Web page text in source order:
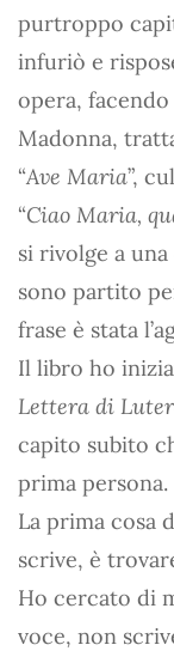
purtroppo
infuriò e
opera,
Madonna,
“Ave Maria”,
“Ciao Maria,
si rivolge a
sono partito
frase è stata
Il libro ho
Lettera di
capito subito
prima persona.
La prima cosa
scrive, è
Ho cercato di
voce, non